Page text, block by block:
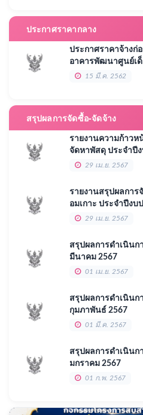
ประกาศราคากลาง
ประกาศราคาจ้างก่
อาคารพัฒนาศูนย์เด็
15 มี.ค. 2562
สรุปผลการจัดซื้อ-จัดจ้าง
รายงานความก้าวห
จัดหาพัสดุ ประจำปี
29 เม.ย. 2567
รายงานสรุปผลการ
อมเกาะ ประจำปีง
29 เม.ย. 2567
สรุปผลการดำเนินก
มีนาคม 2567
01 เม.ย. 2567
สรุปผลการดำเนินก
กุมภาพันธ์ 2567
01 มี.ค. 2567
สรุปผลการดำเนินก
มกราคม 2567
01 ก.พ. 2567